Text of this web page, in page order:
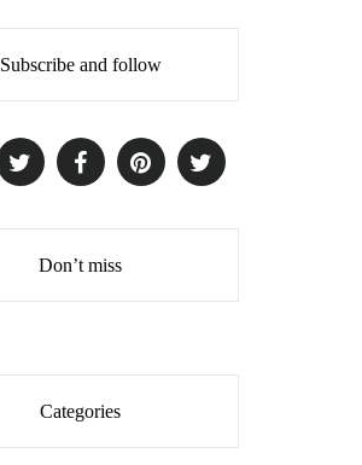
Subscribe and follow
Don’t miss
Categories